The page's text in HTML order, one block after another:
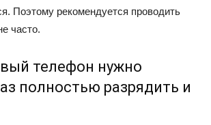
Поэтому рекомендуется проводить
часто.
телефон нужно
полностью разрядить и